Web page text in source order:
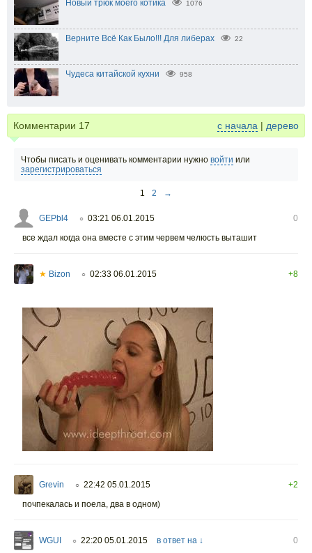
Новый трюк моего котика 1076
Верните Всё Как Было!!! Для либерах 22
Чудеса китайской кухни 958
Комментарии 17 с начала | дерево
Чтобы писать и оценивать комментарии нужно войти или
зарегистрироваться
1 2 →
GEPbl4 ○ 03:21 06.01.2015
0
все ждал когда она вместе с этим червем челюсть выташит
★ Bizon ○ 02:33 06.01.2015 +8
Grevin ○ 22:42 05.01.2015
+2
почпекалась и поела, два в одном)
WGUI ○ 22:20 05.01.2015 в ответ на ↓
0